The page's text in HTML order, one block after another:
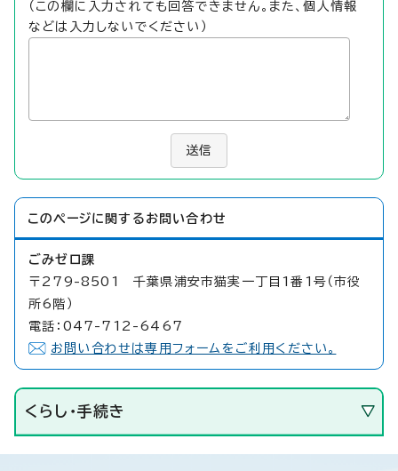
（この欄に入力されても回答できません。また、個人情報
などは入力しないでください）
送信
このページに関する お問い合わせ
ごみゼロ課
〒279-8501 千葉県浦安市猫実一丁目1番1号（市役
所6階）
電話：047-712-6467
お問い合わせは専用フォームをご利用ください。
くらし・手続き